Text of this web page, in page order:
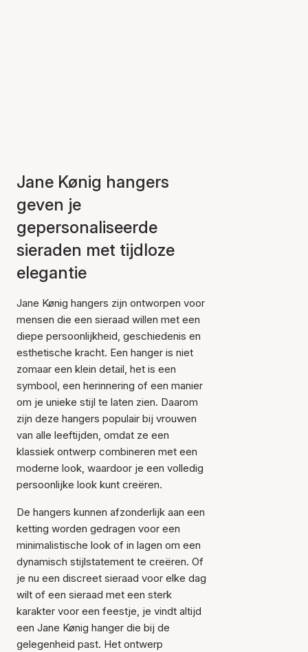
Jane Kønig hangers
geven je
gepersonaliseerde
sieraden met tijdloze
elegantie
Jane Kønig hangers zijn ontworpen voor
mensen die een sieraad willen met een
diepe persoonlijkheid, geschiedenis en
esthetische kracht. Een hanger is niet
zomaar een klein detail, het is een
symbool, een herinnering of een manier
om je unieke stijl te laten zien. Daarom
zijn deze hangers populair bij vrouwen
van alle leeftijden, omdat ze een
klassiek ontwerp combineren met een
moderne look, waardoor je een volledig
persoonlijke look kunt creëren.
De hangers kunnen afzonderlijk aan een
ketting worden gedragen voor een
minimalistische look of in lagen om een
dynamisch stijlstatement te creëren. Of
je nu een discreet sieraad voor elke dag
wilt of een sieraad met een sterk
karakter voor een feestje, je vindt altijd
een Jane Kønig hanger die bij de
gelegenheid past. Het ontwerp